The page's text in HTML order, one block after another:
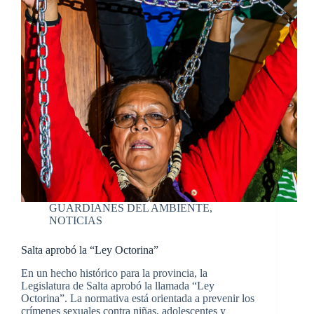
GUARDIANES DEL AMBIENTE,
NOTICIAS
Salta aprobó la “Ley Octorina”
En un hecho histórico para la provincia, la
Legislatura de Salta aprobó la llamada “Ley
Octorina”. La normativa está orientada a prevenir los
crímenes sexuales contra niñas, adolescentes y